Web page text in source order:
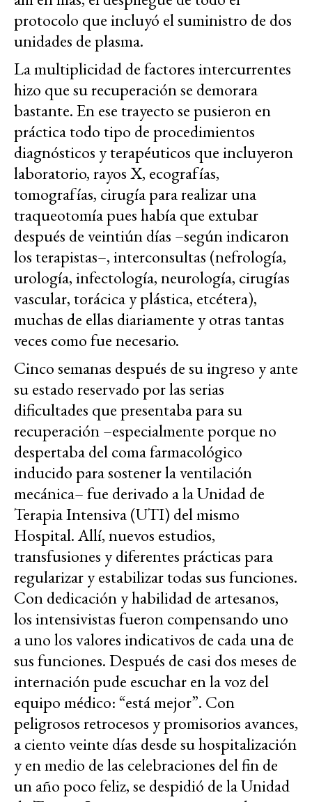
protocolo que incluyó el suministro de dos
unidades de plasma.
La multiplicidad de factores intercurrentes
hizo que su recuperación se demorara
bastante. En ese trayecto se pusieron en
práctica todo tipo de procedimientos
diagnósticos y terapéuticos que incluyeron
laboratorio, rayos X, ecografías,
tomografías, cirugía para realizar una
traqueotomía pues había que extubar
después de veintiún días –según indicaron
los terapistas–, interconsultas (nefrología,
urología, infectología, neurología, cirugías
vascular, torácica y plástica, etcétera),
muchas de ellas diariamente y otras tantas
veces como fue necesario.
Cinco semanas después de su ingreso y ante
su estado reservado por las serias
dificultades que presentaba para su
recuperación –especialmente porque no
despertaba del coma farmacológico
inducido para sostener la ventilación
mecánica– fue derivado a la Unidad de
Terapia Intensiva (UTI) del mismo
Hospital. Allí, nuevos estudios,
transfusiones y diferentes prácticas para
regularizar y estabilizar todas sus funciones.
Con dedicación y habilidad de artesanos,
los intensivistas fueron compensando uno
a uno los valores indicativos de cada una de
sus funciones. Después de casi dos meses de
internación pude escuchar en la voz del
equipo médico: “está mejor”. Con
peligrosos retrocesos y promisorios avances,
a ciento veinte días desde su hospitalización
y en medio de las celebraciones del fin de
un año poco feliz, se despidió de la Unidad